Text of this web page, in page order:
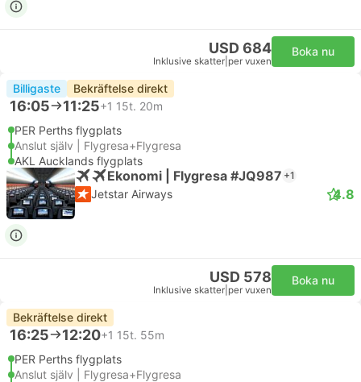
USD 684
Inklusive skatter per vuxen
Boka nu
Billigaste Bekräftelse direkt
16:05 11:25+1 15t. 20m
PER Perths flygplats
Anslut själv | Flygresa+Flygresa
AKL Aucklands flygplats
Ekonomi | Flygresa #JQ987 +1
Jetstar Airways 4.8
USD 578
Inklusive skatter per vuxen
Boka nu
Bekräftelse direkt
16:25 12:20+1 15t. 55m
PER Perths flygplats
Anslut själv | Flygresa+Flygresa